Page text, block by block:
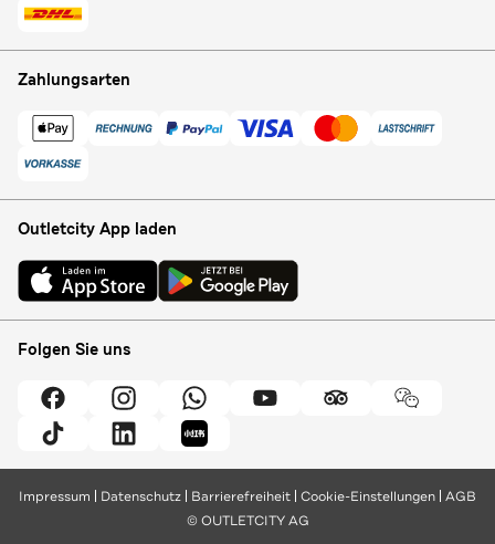
Zahlungsarten
Outletcity App laden
Folgen Sie uns
Impressum Datenschutz Barrierefreiheit Cookie-Einstellungen AGB
© OUTLETCITY AG